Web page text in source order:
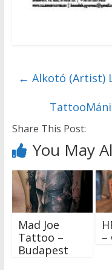
← Alkotó (Artist)
Share This Post:
You May
Mad Joe
Tattoo –
Budapest
–